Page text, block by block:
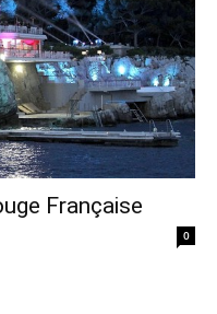
Française
0